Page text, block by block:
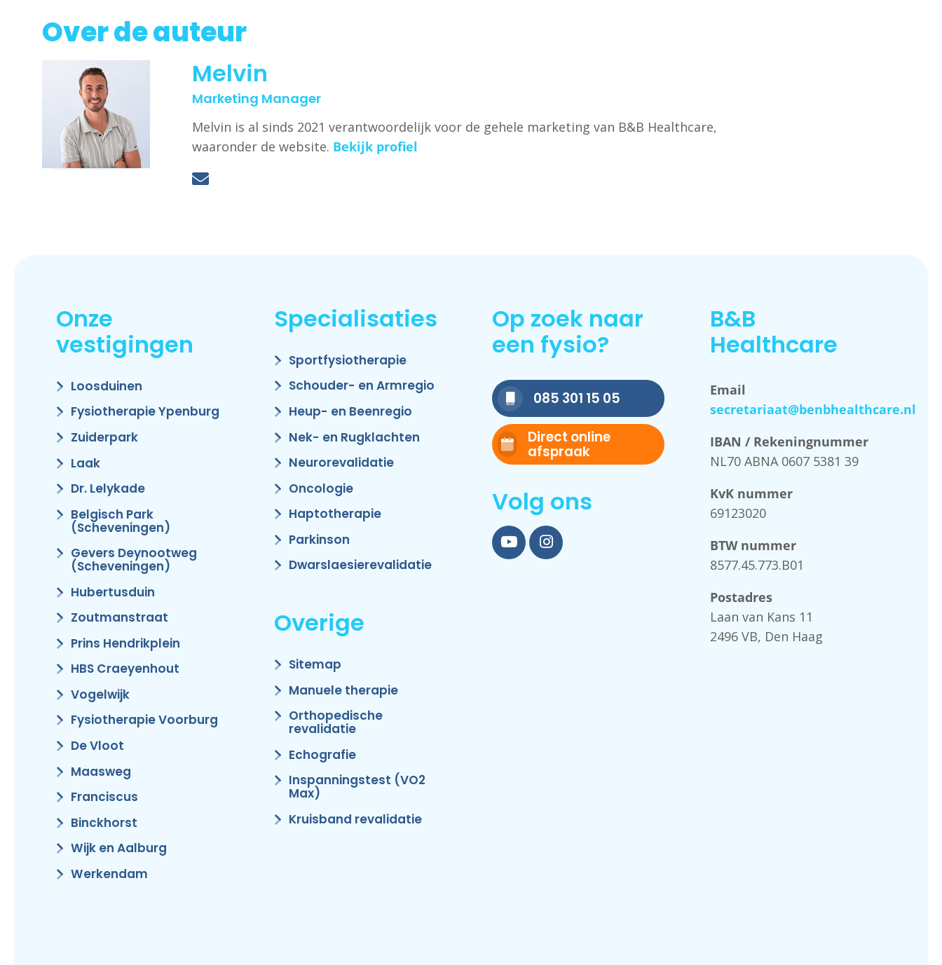
Over de auteur
Melvin
Marketing Manager
Melvin is al sinds 2021 verantwoordelijk voor de gehele marketing van B&B Healthcare,
waaronder de website. Bekijk profiel
Onze
vestigingen
Loosduinen
Fysiotherapie Ypenburg
Zuiderpark
Laak
Dr. Lelykade
Belgisch Park
(Scheveningen)
Gevers Deynootweg
(Scheveningen)
Hubertusduin
Zoutmanstraat
Prins Hendrikplein
HBS Craeyenhout
Vogelwijk
Fysiotherapie Voorburg
De Vloot
Maasweg
Franciscus
Binckhorst
Wijk en Aalburg
Werkendam
Specialisaties
Sportfysiotherapie
Schouder- en Armregio
Heup- en Beenregio
Nek- en Rugklachten
Neurorevalidatie
Oncologie
Haptotherapie
Parkinson
Dwarslaesierevalidatie
Overige
Sitemap
Manuele therapie
Orthopedische
revalidatie
Echografie
Inspanningstest (VO2
Max)
Kruisband revalidatie
Op zoek naar
een fysio?
085 301 15 05
Direct online
afspraak
Volg ons
YouTubeInstagram
B&B
Healthcare
Email
secretariaat@benbhealthcare.nl
IBAN / Rekeningnummer
NL70 ABNA 0607 5381 39
KvK nummer
69123020
BTW nummer
8577.45.773.B01
Postadres
Laan van Kans 11
2496 VB, Den Haag